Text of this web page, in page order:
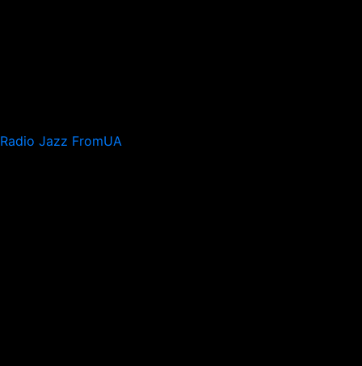
Radio Jazz FromUA